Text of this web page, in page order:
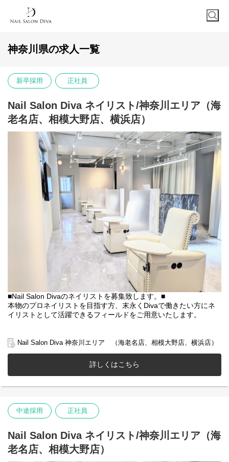
神奈川県の求人一覧
新卒採用 正社員
Nail Salon Diva ネイリスト/神奈川エリア（海
老名店、相模大野店、横浜店）
■Nail Salon Divaのネイリストを募集致します。■
本物のプロネイリストを目指す方、末永くDivaで働きたい方にネ
イリストとして活躍できるフィールドをご用意いたします。
本物のプロネイリストを目指す方、末永くDivaで働きたい方にネ
イリストとして活躍できるフィールドをご用意いたします。
今後の事業拡大における店舗展開強化の為
ネイル施術業務、サロン業務全般
▼やりがい
長年の会社の歴史の中で、スタッフが働きやすく、長くやりがい
を持って働ける環境や制度を追求してきました。
現在のDivaでは
Nail Salon Diva 神奈川エリア （海老名店、相模大野店、横浜店）
詳しくはこちら
中途採用 正社員
Nail Salon Diva ネイリスト/神奈川エリア（海
老名店、相模大野店）